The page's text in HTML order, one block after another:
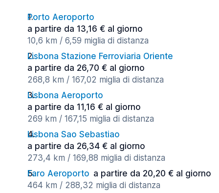
Porto Aeroporto
a partire da 13,16 € al giorno
10,6 km / 6,59 miglia di distanza
Lisbona Stazione Ferroviaria Oriente
a partire da 26,70 € al giorno
268,8 km / 167,02 miglia di distanza
Lisbona Aeroporto
a partire da 11,16 € al giorno
269 km / 167,15 miglia di distanza
Lisbona Sao Sebastiao
a partire da 26,34 € al giorno
273,4 km / 169,88 miglia di distanza
Faro Aeroporto a partire da 20,20 € al giorno
464 km / 288,32 miglia di distanza